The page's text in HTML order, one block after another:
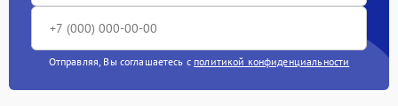
Отправляя, Вы соглашаетесь с политикой конфиденциальности